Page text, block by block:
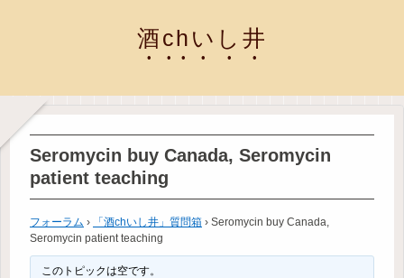
酒chいし井
Seromycin buy Canada, Seromycin
patient teaching
フォーラム › 「酒chいし井」質問箱 › Seromycin buy Canada,
Seromycin patient teaching
このトピックは空です。